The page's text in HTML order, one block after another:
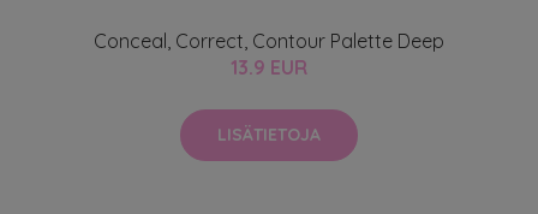
Conceal, Correct, Contour Palette Deep
13.9 EUR
LISÄTIETOJA